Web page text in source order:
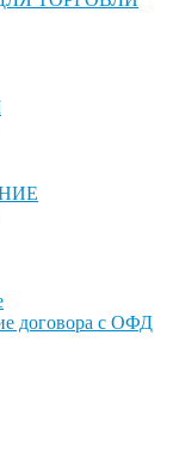
договора с ОФД